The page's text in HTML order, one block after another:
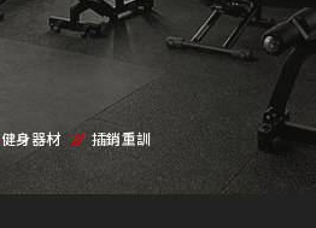
健身器材 插銷重訓